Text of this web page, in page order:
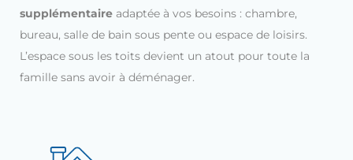
supplémentaire adaptée à vos besoins : chambre,
bureau, salle de bain sous pente ou espace de loisirs.
L’espace sous les toits devient un atout pour toute la
famille sans avoir à déménager.